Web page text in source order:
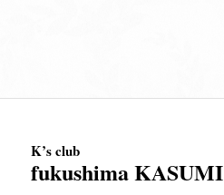
K’s club
fukushima KASUMI